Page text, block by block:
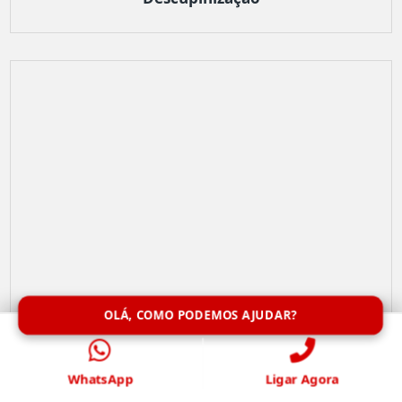
Limpeza de Caixa de Água
OLÁ, COMO PODEMOS AJUDAR?
WhatsApp Ligar Agora